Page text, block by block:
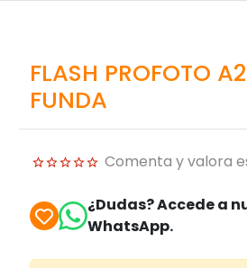
FLASH PROFOTO
FUNDA
Comenta y valora
¿Dudas? Accede a
WhatsApp.